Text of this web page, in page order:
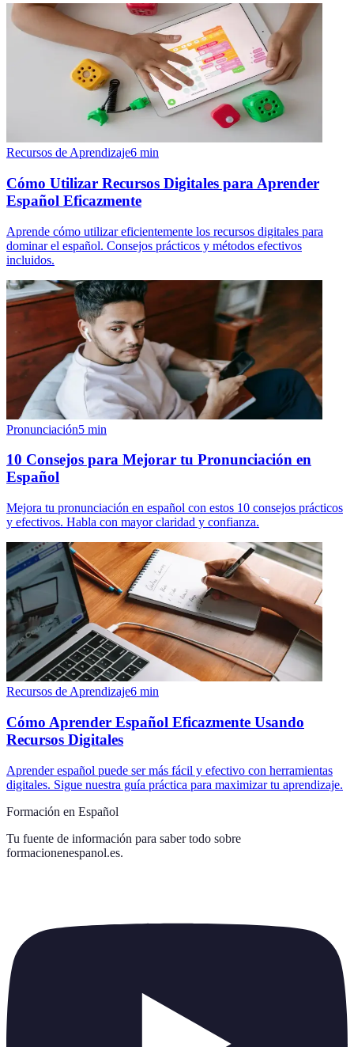
Recursos de Aprendizaje6 min
Cómo Utilizar Recursos Digitales para Aprender
Español Eficazmente
Aprende cómo utilizar eficientemente los recursos digitales para
dominar el español. Consejos prácticos y métodos efectivos
incluidos.
Pronunciación5 min
10 Consejos para Mejorar tu Pronunciación en
Español
Mejora tu pronunciación en español con estos 10 consejos prácticos
y efectivos. Habla con mayor claridad y confianza.
Recursos de Aprendizaje6 min
Cómo Aprender Español Eficazmente Usando
Recursos Digitales
Aprender español puede ser más fácil y efectivo con herramientas
digitales. Sigue nuestra guía práctica para maximizar tu aprendizaje.
Formación en Español
Tu fuente de información para saber todo sobre
formacionenespanol.es.